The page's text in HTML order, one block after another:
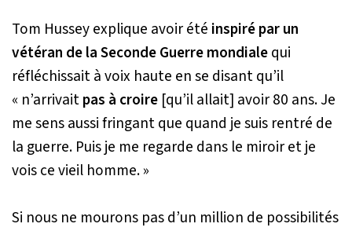
Tom Hussey explique avoir été inspiré par un
vétéran de la Seconde Guerre mondialequi
réfléchissait à voix haute en se disant qu’il
« n’arrivaitpas à croire [qu’il allait] avoir 80 ans. Je
me sens aussi fringant que quand je suis rentré de
la guerre. Puis je me regarde dans le miroir et je
vois ce vieil homme. »
Si nous ne mourons pas d’un million de possibilités